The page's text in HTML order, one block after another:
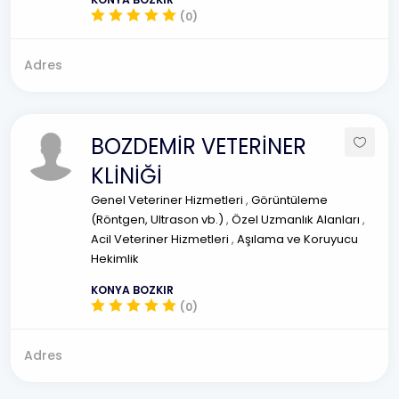
(0)
Adres
BOZDEMİR VETERİNER
KLİNİĞİ
Genel Veteriner Hizmetleri , Görüntüleme
(Röntgen, Ultrason vb.) , Özel Uzmanlık Alanları ,
Acil Veteriner Hizmetleri , Aşılama ve Koruyucu
Hekimlik
KONYA BOZKIR
(0)
Adres